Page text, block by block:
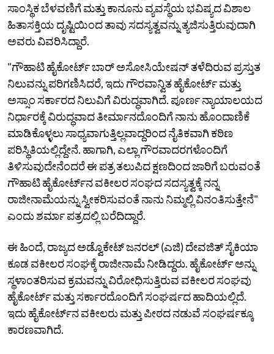
ಸಾಂಸ್ಥಿಕ ಬೆಳವಣಿಗೆ ಮತ್ತು ಕಾನೂನು ವ್ಯವಸ್ಥೆಯ ಭವಿಷ್ಯದ ವಿಶಾಲ
ಹಿತಾಸಕ್ತಿಯ ದೃಷ್ಟಿಯಿಂದ ತಾವು ಸದಸ್ಯತ್ವವನ್ನು ತ್ಯಜಿಸುತ್ತಿರುವುದಾಗಿ
ಅವರು ವಿವರಿಸಿದ್ದಾರೆ.
"ಗೌಹಾಟಿ ಹೈಕೋರ್ಟ್ ಬಾರ್ ಅಸೋಸಿಯೇಷನ್ ​​ತಳೆದಿರುವ ಪ್ರಸ್ತುತ
ನಿಲುವನ್ನು ಪರಿಗಣಿಸಿದರೆ, ಇದು ಗೌರವಾನ್ವಿತ ಹೈಕೋರ್ಟ್ ಮತ್ತು
ಅಸ್ಸಾಂ ಸರ್ಕಾರದ ನಿಲುವಿಗೆ ವಿರುದ್ಧವಾಗಿದೆ. ಪೂರ್ಣ ನ್ಯಾಯಾಲಯದ
ನಿರ್ಧಾರಕ್ಕೆ ವಿರುದ್ಧವಾದ ತೀರ್ಮಾನದೊಂದಿಗೆ ನಾನು ಹೊಂದಾಣಿಕೆ
ಮಾಡಿಕೊಳ್ಳಲು ಸಾಧ್ಯವಾಗುತ್ತಿಲ್ಲವಾದ್ದರಿಂದ ನೈತಿಕವಾಗಿ ಕಠಿಣ
ಪರಿಸ್ಥಿತಿಯಲ್ಲಿದ್ದೇನೆ. ಹಾಗಾಗಿ, ಎಲ್ಲಾ ಗೌರವಾದರಗಳೊಂದಿಗೆ
ತಿಳಿಸುವುದೇನೆಂದರೆ ಈ ಪತ್ರ ತಲುಪಿದ ಕ್ಷಣದಿಂದ ಜಾರಿಗೆ ಬರುವಂತೆ
ಗೌಹಾಟಿ ಹೈಕೋರ್ಟ್‌ನ ವಕೀಲರ ಸಂಘದ ಸದಸ್ಯತ್ವಕ್ಕೆ ನನ್ನ
ರಾಜೀನಾಮೆಯನ್ನು ಸ್ವೀಕರಿಸುವಂತೆ ನಾನು ನಿಮ್ಮಲ್ಲಿ ವಿನಂತಿಸುತ್ತೇನೆ"
ಎಂದು ಶರ್ಮಾ ಪತ್ರದಲ್ಲಿ ಬರೆದಿದ್ದಾರೆ.
ಈ ಹಿಂದೆ, ರಾಜ್ಯದ ಅಡ್ವೊಕೇಟ್ ಜನರಲ್ (ಎಜಿ) ದೇವಜಿತ್ ಸೈಕಿಯಾ
ಕೂಡ ವಕೀಲರ ಸಂಘಕ್ಕೆ ರಾಜೀನಾಮೆ ನೀಡಿದ್ದರು. ಹೈಕೋರ್ಟ್ ಅನ್ನು
ಸ್ಥಳಾಂತರಿಸುವ ಕ್ರಮವನ್ನು ವಿರೋಧಿಸುತ್ತಿರುವ ವಕೀಲರ ಸಂಘವು
ಹೈಕೋರ್ಟ್‌ ಮತ್ತು ಸರ್ಕಾರದೊಂದಿಗೆ ಸಂಘರ್ಷದ ಹಾದಿಯಲ್ಲಿದೆ.
ಇದು ಹೈಕೋರ್ಟ್‌ನ ವಕೀಲರು ಮತ್ತು ಪೀಠದ ನಡುವೆ ಸಂಘರ್ಷಕ್ಕೂ
ಕಾರಣವಾಗಿದೆ.